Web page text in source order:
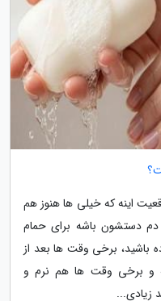
اینه که خیلی ها هنوز هم
دستشون باشه برای حمام
باشید، برخی وقت ها بعد از
برخی وقت ها هم نرم و
زیادی...